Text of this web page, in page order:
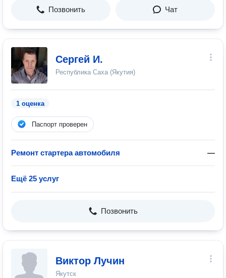
Позвонить Чат
Сергей И.
Республика Саха (Якутия)
1 оценка
Паспорт проверен
Ремонт стартера автомобиля —
Ещё 25 услуг
Позвонить
Виктор Лучин
Якутск